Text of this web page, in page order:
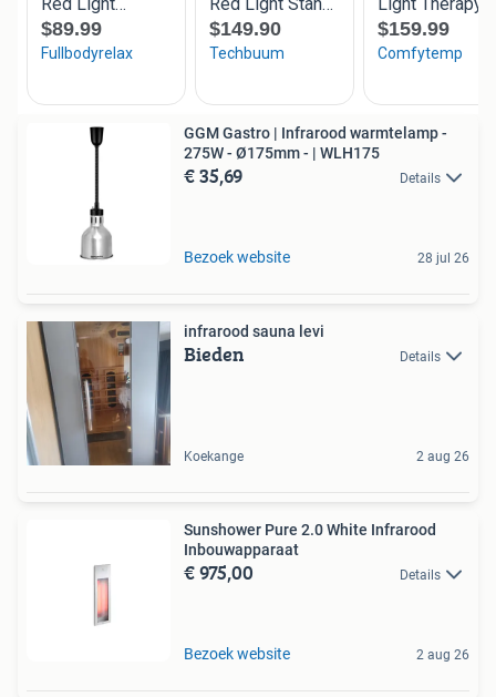
GGM Gastro | Infrarood warmtelamp -
275W - Ø175mm - | WLH175
€ 35,69 Details
Bezoek website 28 jul 26
infrarood sauna levi
Bieden Details
Koekange 2 aug 26
Sunshower Pure 2.0 White Infrarood
Inbouwapparaat
€ 975,00 Details
Bezoek website 2 aug 26